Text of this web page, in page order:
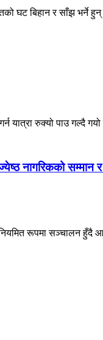
घट बिहान र साँझ भर्ने
यात्रा रुक्यो पाउ गल्दै गयो
नागरिकको सम्मान
रूपमा सञ्चालन हुँदै